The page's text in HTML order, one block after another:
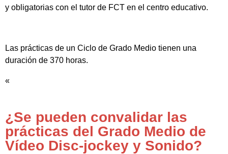
y obligatorias con el tutor de FCT en el centro educativo.
Las prácticas de un Ciclo de Grado Medio tienen una
duración de 370 horas.
«
¿Se pueden convalidar las
prácticas del Grado Medio de
Vídeo Disc-jockey y Sonido?